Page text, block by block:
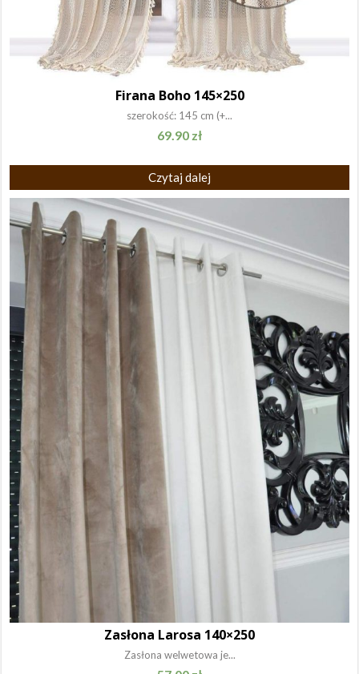
Firana Boho 145×250
szerokość: 145 cm (+...
69.90 zł
Czytaj dalej
Zasłona Larosa 140×250
Zasłona welwetowa je...